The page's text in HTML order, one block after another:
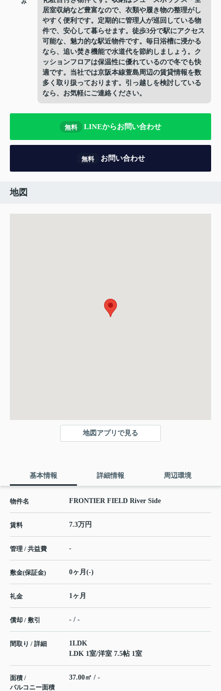
み
居室収納など豊富なので、衣類や履き物の整理がし
やすく便利です。定期的に管理人が巡回している物
件で、安心して暮らせます。徒歩3分で駅にアクセス
可能な、魅力的な駅近物件です。毎日浴槽に浸かる
なら、追い焚き機能で水道代を節約しましょう。ク
ッションフロアは保温性に優れているので冬でも快
適です。当社では京阪本線萱島周辺の賃貸情報を数
多く取り扱っております。引っ越しを検討している
なら、お気軽にご連絡ください。
無料 LINEからお問い合わせ
無料 お問い合わせ
地図
地図アプリで見る
基本情報 詳細情報 周辺環境
物件名 FRONTIER FIELD River Side
賃料 7.3万円
管理 / 共益費 -
敷金(保証金) 0ヶ月(-)
礼金 1ヶ月
償却 / 敷引 - / -
間取り / 詳細
1LDK
LDK 1室/洋室 7.5帖 1室
面積 /
バルコニー面積
37.00㎡ / -